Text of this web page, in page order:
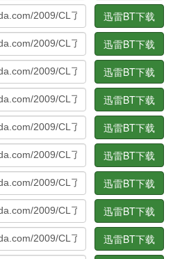
迅雷BT下载
迅雷BT下载
迅雷BT下载
迅雷BT下载
迅雷BT下载
迅雷BT下载
迅雷BT下载
迅雷BT下载
迅雷BT下载